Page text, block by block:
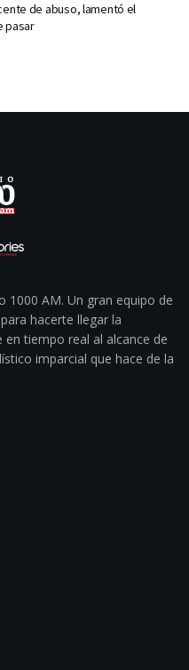
de abuso, lamentó el
pasar
1000 AM. Un gran equipo de
hacerte llegar la
tiempo real al alcance de
imparcial que hace de la